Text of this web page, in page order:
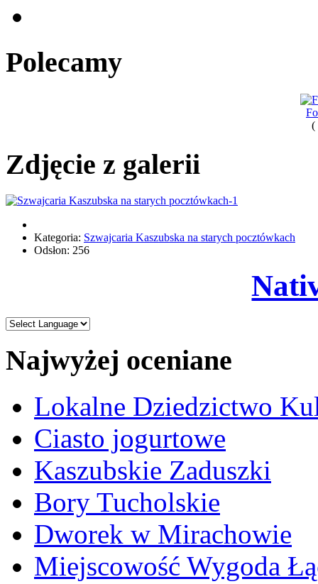
Polecamy
(
Zdjęcie z galerii
Kategoria: Szwajcaria Kaszubska na starych pocztówkach
Odsłon: 256
Najwyżej oceniane
Lokalne Dziedzictwo
Ciasto jogurtowe
Kaszubskie Zaduszki
Bory Tucholskie
Dworek w Mirachowie
Miejscowość Wygoda